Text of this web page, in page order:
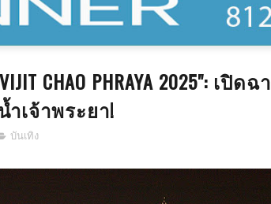
CHAO PHRAYA 2025": เปิด
เจ้าพระยา!
บันเทิง